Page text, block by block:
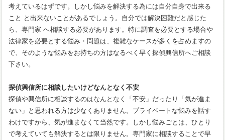
考えているはずです。しかし悩みを解決する為には自分自身で出来る
こと と出来ないことがあるでしょう。自分では解決困難だと感じた
ら、専門家 へ相談する必要があります。特に調査を必要とする場合や
法律家を必要とする悩み・問題は、複雑なケースが多くを占めますの
で、そのような悩みをお持ちの方はなるべく早く探偵興信所へご相談
下さい。
探偵興信所に相談したいけどなんとなく不安
探偵や興信所に相談するのはなんとなく「不安」だったり「気が進ま
ない」と思われる方は少なくありません。プライベートな悩みを話す
わけですから、気が進まなくて当然です。しかし悩みごとは、ひとり
で考えていても解決するとは限りません。専門家に相談することで早